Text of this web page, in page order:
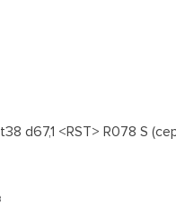
d67,1 <RST> R078 S